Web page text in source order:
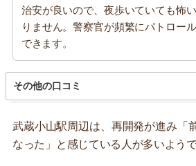
治安が良いので、夜歩いていても怖
りません。警察官が頻繁にパトロー
できます。
その他の口コミ
武蔵小山駅周辺は、再開発が進み「
なった」と感じている人が多いようで